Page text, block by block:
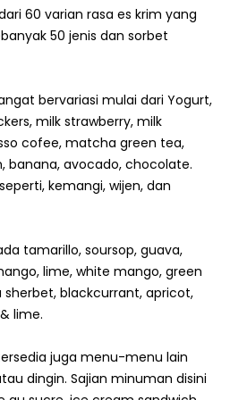
60 varian rasa es krim yang
50 jenis dan sorbet
bervariasi mulai dari Yogurt,
milk strawberry, milk
cofee, matcha green tea,
avocado, chocolate.
kemangi, wijen, dan
tamarillo, soursop, guava,
lime, white mango, green
blackcurrant, apricot,
lime.
juga menu-menu lain
dingin. Sajian minuman disini